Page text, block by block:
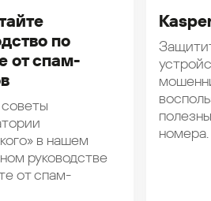
по
от спам-
в нашем
руководстве
от спам-
номера.